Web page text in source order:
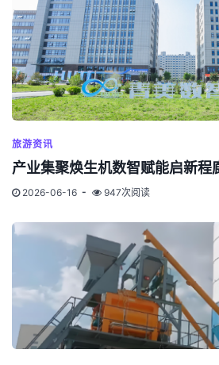
旅游资讯
产业集聚焕生机数智赋能启新程
2026-06-16 947次阅读